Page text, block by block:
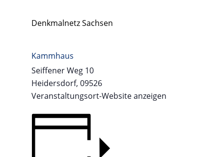
Denkmalnetz Sachsen
Kammhaus
Seiffener Weg 10
Heidersdorf, 09526
Veranstaltungsort-Website anzeigen